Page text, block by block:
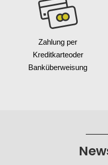
Zahlung per
Kreditkarteoder
Banküberweisung